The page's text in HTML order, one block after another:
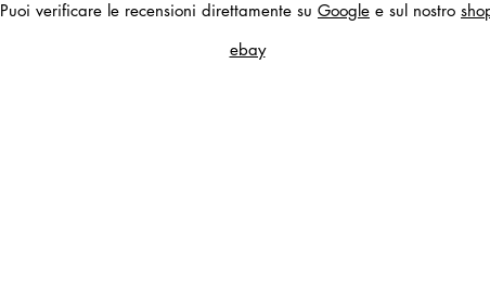
Puoi verificare le recensioni direttamente su Google e sul nostro
ebay